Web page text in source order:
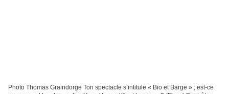
Photo Thomas Graindorge Ton spectacle s’intitule « Bio et Barge » ; est-ce